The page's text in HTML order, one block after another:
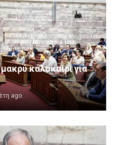
καλοκαίρι για
ago